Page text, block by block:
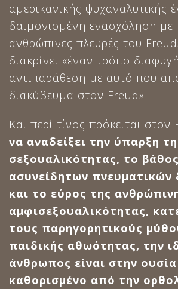
αμερικανικής ψυχαναλυτικής
δαιμονισμένη ενασχόληση με
ανθρώπινες πλευρές του
διακρίνει «έναν τρόπο
αντιπαράθεση με αυτό που
διακύβευμα στον Freud»
Και περί τίνος πρόκειται στον
να αναδείξει την ύπαρξη
σεξουαλικότητας, το
ασυνείδητων πνευματικών
και το εύρος της
αμφισεξουαλικότητας,
τους παρηγορητικούς
παιδικής αθωότητας, την
άνθρωπος είναι στην
καθορισμένο από την